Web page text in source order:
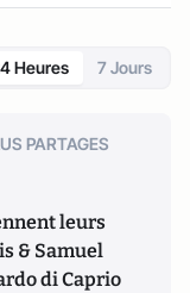
Heures 7 Jours
PARTAGES
leurs
& Samuel
di Caprio